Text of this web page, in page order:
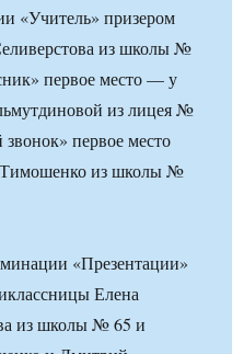
«Учитель» призером
из школы №
первое место — у
из лицея №
первое место
Тимошенко из школы №
«Презентации»
Елена
из школы № 65 и